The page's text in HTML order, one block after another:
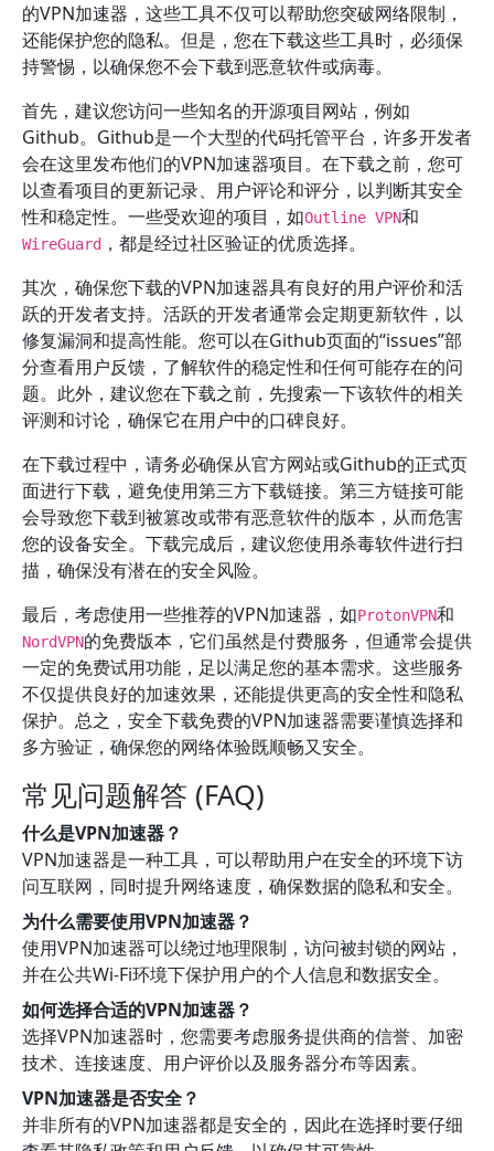
的VPN加速器，这些工具不仅可以帮助您突破网络限制，
还能保护您的隐私。但是，您在下载这些工具时，必须保
持警惕，以确保您不会下载到恶意软件或病毒。
首先，建议您访问一些知名的开源项目网站，例如
Github。Github是一个大型的代码托管平台，许多开发者
会在这里发布他们的VPN加速器项目。在下载之前，您可
以查看项目的更新记录、用户评论和评分，以判断其安全
性和稳定性。一些受欢迎的项目，如Outline VPN和
WireGuard ，都是经过社区验证的优质选择。
其次，确保您下载的VPN加速器具有良好的用户评价和活
跃的开发者支持。活跃的开发者通常会定期更新软件，以
修复漏洞和提高性能。您可以在Github页面的“issues”部
分查看用户反馈，了解软件的稳定性和任何可能存在的问
题。此外，建议您在下载之前，先搜索一下该软件的相关
评测和讨论，确保它在用户中的口碑良好。
在下载过程中，请务必确保从官方网站或Github的正式页
面进行下载，避免使用第三方下载链接。第三方链接可能
会导致您下载到被篡改或带有恶意软件的版本，从而危害
您的设备安全。下载完成后，建议您使用杀毒软件进行扫
描，确保没有潜在的安全风险。
最后，考虑使用一些推荐的VPN加速器，如ProtonVPN和
NordVPN的免费版本，它们虽然是付费服务，但通常会提供
一定的免费试用功能，足以满足您的基本需求。这些服务
不仅提供良好的加速效果，还能提供更高的安全性和隐私
保护。总之，安全下载免费的VPN加速器需要谨慎选择和
多方验证，确保您的网络体验既顺畅又安全。
常见问题解答 (FAQ)
什么是VPN加速器？
VPN加速器是一种工具，可以帮助用户在安全的环境下访
问互联网，同时提升网络速度，确保数据的隐私和安全。
为什么需要使用VPN加速器？
使用VPN加速器可以绕过地理限制，访问被封锁的网站，
并在公共Wi-Fi环境下保护用户的个人信息和数据安全。
如何选择合适的VPN加速器？
选择VPN加速器时，您需要考虑服务提供商的信誉、加密
技术、连接速度、用户评价以及服务器分布等因素。
VPN加速器是否安全？
并非所有的VPN加速器都是安全的，因此在选择时要仔细